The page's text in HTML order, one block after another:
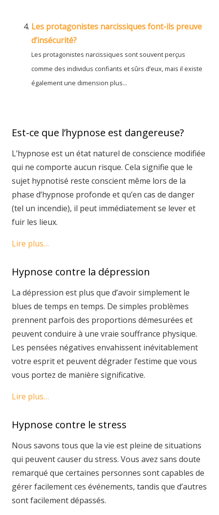
Les protagonistes narcissiques font-ils preuve
d’insécurité?
Les protagonistes narcissiques sont souvent perçus
comme des individus confiants et sûrs d’eux, mais il existe
également une dimension plus...
Est-ce que l’hypnose est dangereuse?
L’hypnose est un état naturel de conscience modifiée
qui ne comporte aucun risque. Cela signifie que le
sujet hypnotisé reste conscient même lors de la
phase d’hypnose profonde et qu’en cas de danger
(tel un incendie), il peut immédiatement se lever et
fuir les lieux.
Lire plus…
Hypnose contre la dépression
La dépression est plus que d’avoir simplement le
blues de temps en temps. De simples problèmes
prennent parfois des proportions démesurées et
peuvent conduire à une vraie souffrance physique.
Les pensées négatives envahissent inévitablement
votre esprit et peuvent dégrader l’estime que vous
vous portez de manière significative.
Lire plus…
Hypnose contre le stress
Nous savons tous que la vie est pleine de situations
qui peuvent causer du stress. Vous avez sans doute
remarqué que certaines personnes sont capables de
gérer facilement ces événements, tandis que d’autres
sont facilement dépassés.